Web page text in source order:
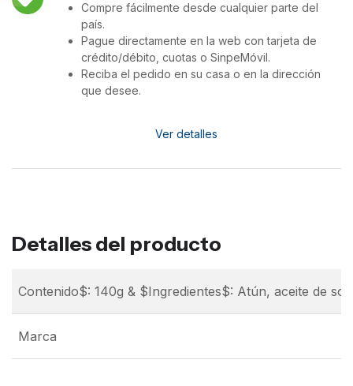
Compre fácilmente desde cualquier parte del
país.
Pague directamente en la web con tarjeta de
crédito/débito, cuotas o SinpeMóvil.
Reciba el pedido en su casa o en la dirección
que desee.
Ver detalles
Detalles del producto
Contenido$: 140g & $Ingredientes$: Atún, aceite de
Marca